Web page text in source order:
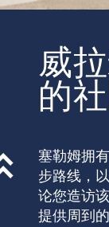
威
的
塞勒姆拥
步路线，
论您造访
提供周到